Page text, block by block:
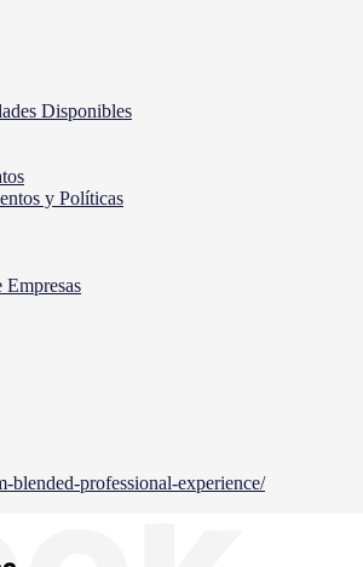
Disponibles
y Políticas
blended-professional-experience/